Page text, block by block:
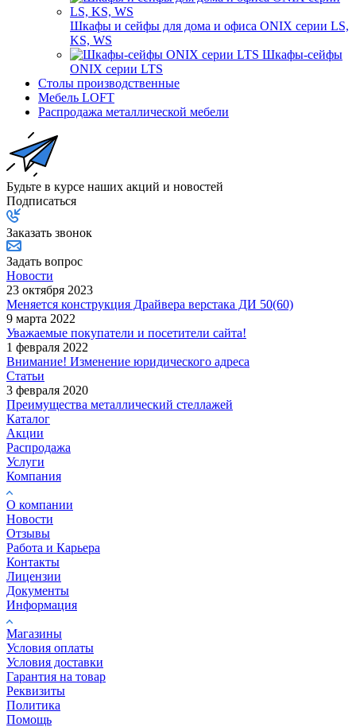
Шкафы и сейфы для дома и офиса ONIX серии LS,
KS, WS
Шкафы-сейфы
ONIX серии LTS
Столы производственные
Мебель LOFT
Распродажа металлической мебели
Будьте в курсе наших акций и новостей
Подписаться
Заказать звонок
Задать вопрос
Новости
23 октября 2023
Меняется конструкция Драйвера верстака ДИ 50(60)
9 марта 2022
Уважаемые покупатели и посетители сайта!
1 февраля 2022
Внимание! Изменение юридического адреса
Статьи
3 февраля 2020
Преимущества металлический стеллажей
Каталог
Акции
Распродажа
Услуги
Компания
О компании
Новости
Отзывы
Работа и Карьера
Контакты
Лицензии
Документы
Информация
Магазины
Условия оплаты
Условия доставки
Гарантия на товар
Реквизиты
Политика
Помощь